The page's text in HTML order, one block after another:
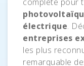
complète pour
électrique.
entreprises
les plus
remarquable